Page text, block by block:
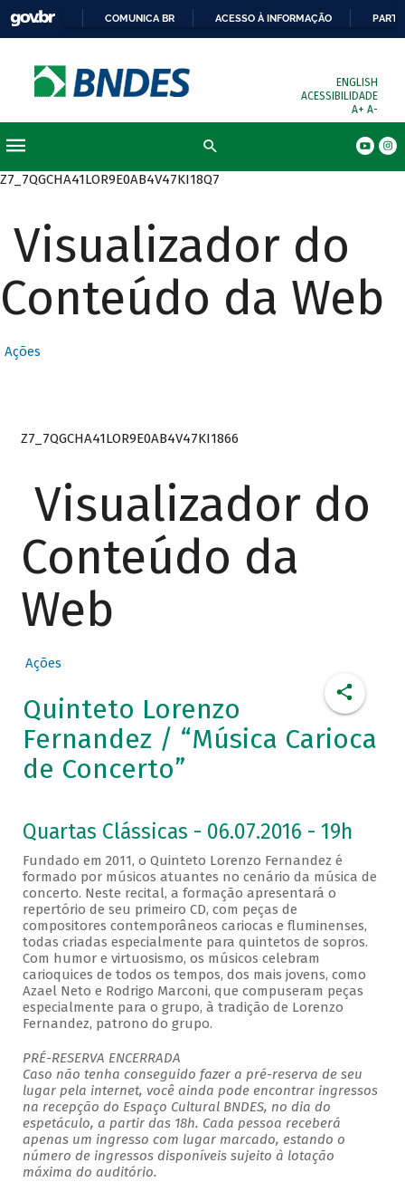
COMUNICA BR ACESSO À INFORMAÇÃO
ENGLISH
ACESSIBILIDADE
A+ A-
Z7_7QGCHA41LOR9E0AB4V47KI18Q7
Visualizador do
Conteúdo da Web
Ações
Z7_7QGCHA41LOR9E0AB4V47KI1866
Visualizador do
Conteúdo da
Web
Ações
Quinteto Lorenzo
Fernandez / “Música Carioca
de Concerto”
Quartas Clássicas - 06.07.2016 - 19h
Fundado em 2011, o Quinteto Lorenzo Fernandez é
formado por músicos atuantes no cenário da música de
concerto. Neste recital, a formação apresentará o
repertório de seu primeiro CD, com peças de
compositores contemporâneos cariocas e fluminenses,
todas criadas especialmente para quintetos de sopros.
Com humor e virtuosismo, os músicos celebram
carioquices de todos os tempos, dos mais jovens, como
Azael Neto e Rodrigo Marconi, que compuseram peças
especialmente para o grupo, à tradição de Lorenzo
Fernandez, patrono do grupo.
PRÉ-RESERVA ENCERRADA
Caso não tenha conseguido fazer a pré-reserva de seu
lugar pela internet, você ainda pode encontrar ingressos
na recepção do Espaço Cultural BNDES, no dia do
espetáculo, a partir das 18h. Cada pessoa receberá
apenas um ingresso com lugar marcado, estando o
número de ingressos disponíveis sujeito à lotação
máxima do auditório.